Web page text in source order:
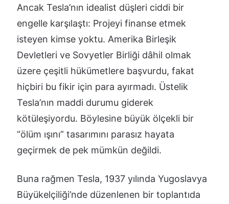
Ancak Tesla’nın idealist düşleri ciddi bir
engelle karşılaştı: Projeyi finanse etmek
isteyen kimse yoktu. Amerika Birleşik
Devletleri ve Sovyetler Birliği dâhil olmak
üzere çeşitli hükümetlere başvurdu, fakat
hiçbiri bu fikir için para ayırmadı. Üstelik
Tesla’nın maddi durumu giderek
kötüleşiyordu. Böylesine büyük ölçekli bir
“ölüm ışını” tasarımını parasız hayata
geçirmek de pek mümkün değildi.
Buna rağmen Tesla, 1937 yılında Yugoslavya
Büyükelçiliği’nde düzenlenen bir toplantıda